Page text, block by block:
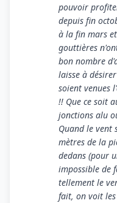
pouvoir
depuis fin
à la fin mars
gouttières
bon nombre
laisse à
soient venues
!! Que ce soit
jonctions alu
Quand le vent
mètres de la
dedans (pour
impossible de
tellement le
fait, on voit